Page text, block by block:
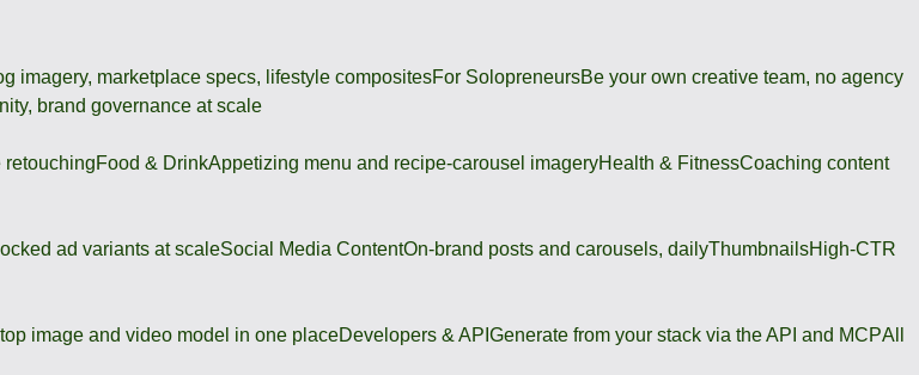
imagery, marketplace specs, lifestyle compositesFor SolopreneursBe your own creative team, no agency
brand governance at scale
retouchingFood & DrinkAppetizing menu and recipe-carousel imageryHealth & FitnessCoaching content
ad variants at scaleSocial Media ContentOn-brand posts and carousels, dailyThumbnailsHigh-CTR
image and video model in one placeDevelopers & API Generate from your stack via the API and MCPAll